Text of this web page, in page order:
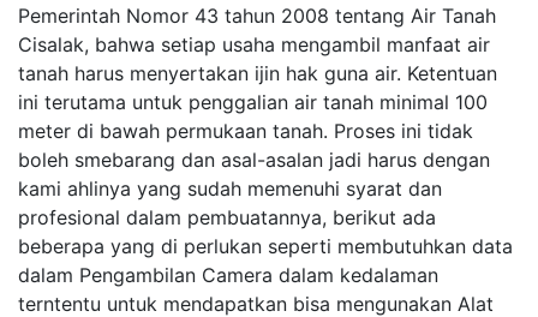
Pemerintah Nomor 43 tahun 2008 tentang Air Tanah
Cisalak, bahwa setiap usaha mengambil manfaat air
tanah harus menyertakan ijin hak guna air. Ketentuan
ini terutama untuk penggalian air tanah minimal 100
meter di bawah permukaan tanah. Proses ini tidak
boleh smebarang dan asal-asalan jadi harus dengan
kami ahlinya yang sudah memenuhi syarat dan
profesional dalam pembuatannya, berikut ada
beberapa yang di perlukan seperti membutuhkan data
dalam Pengambilan Camera dalam kedalaman
terntentu untuk mendapatkan bisa mengunakan Alat